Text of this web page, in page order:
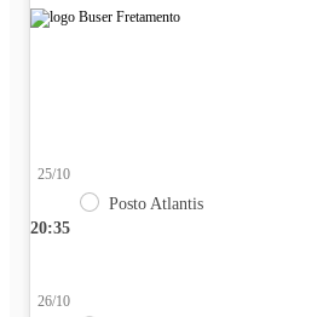
20:35
25/10
Posto Atlantis
26/10